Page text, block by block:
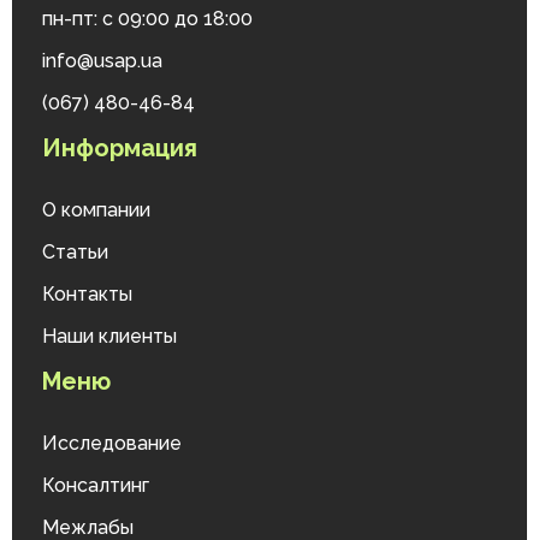
пн-пт: с 09:00 до 18:00
info@usap.ua
(067) 480-46-84
Информация
О компании
Статьи
Контакты
Наши клиенты
Меню
Исследование
Консалтинг
Межлабы